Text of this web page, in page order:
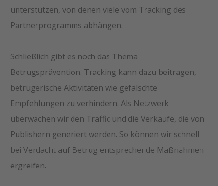
unterstützen, von denen viele vom Tracking des
Partnerprogramms abhängen.
Schließlich gibt es noch das Thema
Betrugsprävention. Tracking kann dazu beitragen,
betrügerische Aktivitäten wie gefälschte
Empfehlungen zu verhindern. Als Netzwerk
überwachen wir den Traffic und die Verkäufe, die von
Publishern generiert werden. So können wir schnell
bei Verdacht auf Betrug entsprechende Maßnahmen
ergreifen.